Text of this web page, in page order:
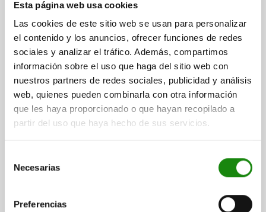
Esta página web usa cookies
Las cookies de este sitio web se usan para personalizar
el contenido y los anuncios, ofrecer funciones de redes
sociales y analizar el tráfico. Además, compartimos
información sobre el uso que haga del sitio web con
nuestros partners de redes sociales, publicidad y análisis
web, quienes pueden combinarla con otra información
que les haya proporcionado o que hayan recopilado a
partir del uso que haya hecho de sus servicios.
Necesarias
Preferencias
PERNO DE ALOJAMIENTO ROSCA INTERIOR EN UN
LADO C=14, A=14, G=M04, FORMA:C1 MIT
HERRAMIENTAS
A=14 DIÁMETRO=14
G=M4
MATERIAL DEL CUERPO DE BASE=ACERO PARA HERRAMIENTAS
VERSIÓN 1=ROSCA INTERIOR EN UN LADO FORMA=C1
TALADRO ROSCADO DEL NÚCLEO=ORIFICIO CIEGO
B=14
D=17
E=14 F=3,5 H=8 J=R 3,5
más gastos de envío
DETALLES